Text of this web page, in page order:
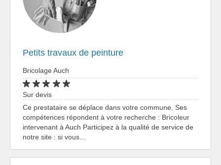
Petits travaux de peinture
Bricolage Auch
Sur devis
Ce prestataire se déplace dans votre commune. Ses
compétences répondent à votre recherche : Bricoleur
intervenant à Auch Participez à la qualité de service de
notre site : si vous…